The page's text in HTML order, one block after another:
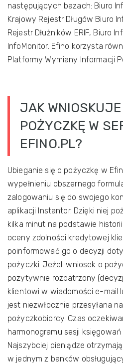
następujących bazach: Biuro
Krajowy Rejestr Długów Biuro
Rejestr Dłużników ERIF, Biuro
InfoMonitor. Efino korzysta
Platformy Wymiany Informacji
JAK
POŻYCZKĘ W
EFINO.PL?
Ubieganie się o pożyczkę w
wypełnieniu obszernego
zalogowaniu się do swojego
aplikacji Instantor. Dzięki niej
kilka minut na podstawie
oceny zdolności kredytowej
poinformować go o decyzji
pożyczki. Jeżeli wniosek o
pozytywnie rozpatrzony
klientowi w wiadomości e-mail
jest niezwłocznie przesyłana
pożyczkobiorcy. Czas
harmonogramu sesji księgowań
Najszybciej pieniądze
w jednym z banków